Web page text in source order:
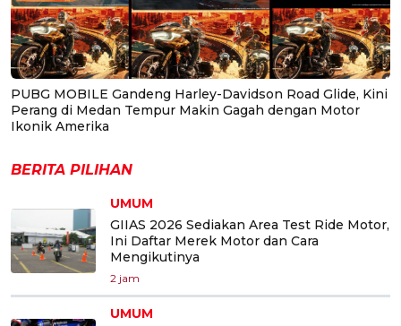
PUBG MOBILE Gandeng Harley-Davidson Road Glide, Kini
Perang di Medan Tempur Makin Gagah dengan Motor
Ikonik Amerika
BERITA PILIHAN
UMUM
GIIAS 2026 Sediakan Area Test Ride Motor,
Ini Daftar Merek Motor dan Cara
Mengikutinya
2 jam
UMUM